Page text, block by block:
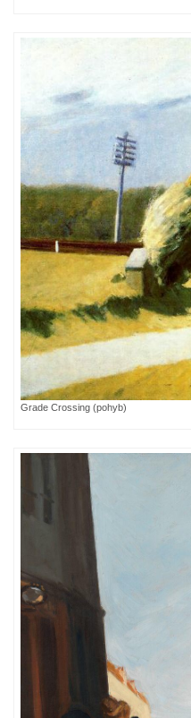
Grade Crossing (pohyb)